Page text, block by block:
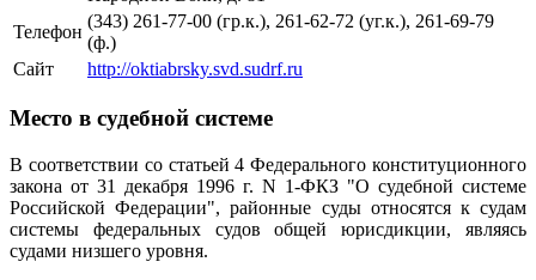
Телефон
(343) 261-77-00 (гр.к.), 261-62-72 (уг.к.), 261-69-79
(ф.)
Сайт
http://oktiabrsky.svd.sudrf.ru
Место в судебной системе
В соответствии со статьей 4 Федерального конституционного
закона от 31 декабря 1996 г. N 1-ФКЗ "О судебной системе
Российской Федерации", районные суды относятся к судам
системы федеральных судов общей юрисдикции, являясь
судами низшего уровня.